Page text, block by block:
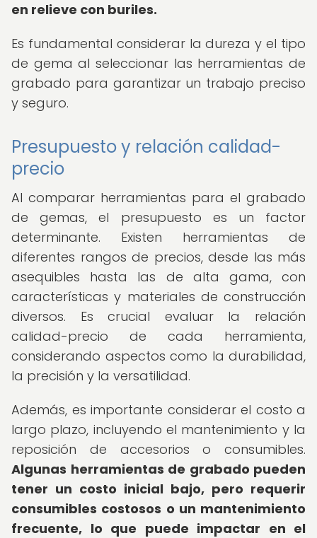
en relieve con buriles.
Es fundamental considerar la dureza y el tipo
de gema al seleccionar las herramientas de
grabado para garantizar un trabajo preciso
y seguro.
Presupuesto y relación calidad-
precio
Al comparar herramientas para el grabado
de gemas, el presupuesto es un factor
determinante. Existen herramientas de
diferentes rangos de precios, desde las más
asequibles hasta las de alta gama, con
características y materiales de construcción
diversos. Es crucial evaluar la relación
calidad-precio de cada herramienta,
considerando aspectos como la durabilidad,
la precisión y la versatilidad.
Además, es importante considerar el costo a
largo plazo, incluyendo el mantenimiento y la
reposición de accesorios o consumibles.
Algunas herramientas de grabado pueden
tener un costo inicial bajo, pero requerir
consumibles costosos o un mantenimiento
frecuente, lo que puede impactar en el